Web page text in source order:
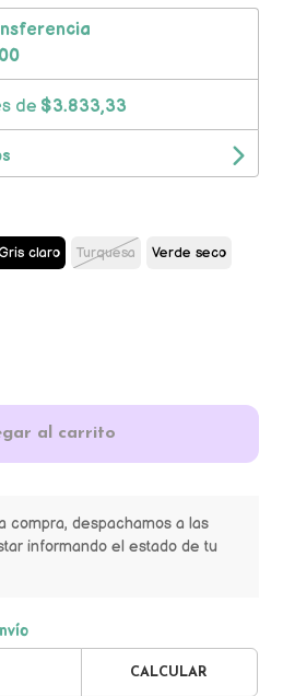
de $3.833,33
claro Turquesa Verde seco
al carrito
compra, despachamos a las
informando el estado de tu
CALCULAR